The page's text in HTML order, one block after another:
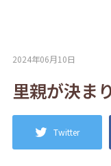
2024年06月10日
里親が決ま
Twitter